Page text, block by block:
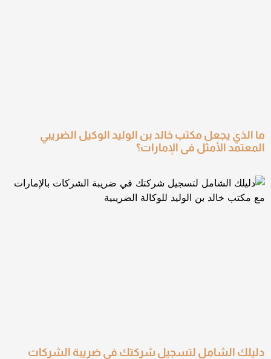
ما الذي يجعل مكتب خالد بن الوليد الوكيل الضريبي
المعتمد الأمثل في الإمارات؟
دليلك الشامل لتسجيل شركتك في ضريبة الشركات